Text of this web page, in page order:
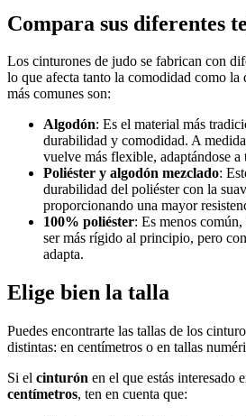
Compara sus diferentes
Los cinturones de judo se fabrican con
lo que afecta tanto la comodidad como
más comunes son:
Algodón: Es el material más
durabilidad y comodidad. A
vuelve más flexible, adaptándose
Poliéster y algodón mezclado:
durabilidad del poliéster con la
proporcionando una mayor
100% poliéster: Es menos
ser más rígido al principio, pero
adapta.
Elige bien la talla
Puedes encontrarte las tallas de los
distintas: en centímetros o en tallas
Si el cinturón en el que estás interesado
centímetros, ten en cuenta que: